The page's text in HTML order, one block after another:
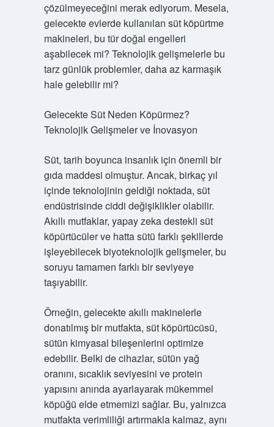
çözülmeyeceğini merak ediyorum. Mesela,
gelecekte evlerde kullanılan süt köpürtme
makineleri, bu tür doğal engelleri
aşabilecek mi? Teknolojik gelişmelerle bu
tarz günlük problemler, daha az karmaşık
hale gelebilir mi?
Gelecekte Süt Neden Köpürmez?
Teknolojik Gelişmeler ve İnovasyon
Süt, tarih boyunca insanlık için önemli bir
gıda maddesi olmuştur. Ancak, birkaç yıl
içinde teknolojinin geldiği noktada, süt
endüstrisinde ciddi değişiklikler olabilir.
Akıllı mutfaklar, yapay zeka destekli süt
köpürtücüler ve hatta sütü farklı şekillerde
işleyebilecek biyoteknolojik gelişmeler, bu
soruyu tamamen farklı bir seviyeye
taşıyabilir.
Örneğin, gelecekte akıllı makinelerle
donatılmış bir mutfakta, süt köpürtücüsü,
sütün kimyasal bileşenlerini optimize
edebilir. Belki de cihazlar, sütün yağ
oranını, sıcaklık seviyesini ve protein
yapısını anında ayarlayarak mükemmel
köpüğü elde etmemizi sağlar. Bu, yalnızca
mutfakta verimliliği artırmakla kalmaz, aynı